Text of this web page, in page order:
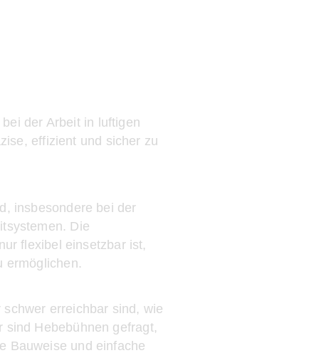
der Arbeit in luftigen
effizient und sicher zu
insbesondere bei der
Die
flexibel einsetzbar ist,
ermöglichen.
erreichbar sind, wie
Hebebühnen gefragt,
Bauweise und einfache